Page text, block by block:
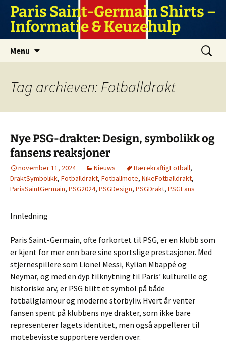
naar
inhoud
Paris Saint-Germain Shirts –
Informatie & Keuzehulp
Menu
Zoeken
naar:
Tag archieven: Fotballdrakt
Nye PSG-drakter: Design, symbolikk og
fansens reaksjoner
november 11, 2024 Nieuws BærekraftigFotball,
DraktSymbolikk, Fotballdrakt, Fotballmote, NikeFotballdrakt,
ParisSaintGermain, PSG2024, PSGDesign, PSGDrakt, PSGFans
Innledning
Paris Saint-Germain, ofte forkortet til PSG, er en klubb som
er kjent for mer enn bare sine sportslige prestasjoner. Med
stjernespillere som Lionel Messi, Kylian Mbappé og
Neymar, og med en dyp tilknytning til Paris’ kulturelle og
historiske arv, er PSG blitt et symbol på både
fotballglamour og moderne storbyliv. Hvert år venter
fansen spent på klubbens nye drakter, som ikke bare
representerer lagets identitet, men også appellerer til
motebevisste supportere verden over.